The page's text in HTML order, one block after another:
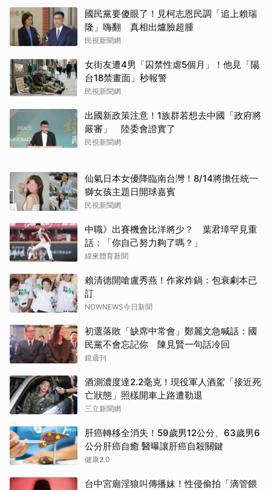
國民黨要傻眼了！見柯志恩民調「追上賴瑞
隆」嗨翻 真相出爐臉超腫
民視新聞網
女街友遭4男「囚禁性虐5個月」！他見「陽
台18禁畫面」秒報警
民視新聞網
出國新政策注意！1族群若想去中國「政府將
嚴審」 陸委會證實了
民視新聞網
仙氣日本女優降臨南台灣！8/14將擔任統一
獅女孩主題日開球嘉賓
民視新聞網
中職》出賽機會比洋將少？ 葉君璋罕見重
話：「你自己努力夠了嗎？」
緯來體育新聞
賴清德開嗆盧秀燕！作家炸鍋：包衰劇本已
訂
NOWNEWS今日新聞
初選落敗「缺席中常會」鄭麗文急喊話：國
民黨不會忘記你 陳見賢一句話冷回
鏡週刊
酒測濃度達2.2毫克！現役軍人酒駕「接近死
亡狀態」照樣開車上路遭勒退
三立新聞網
肝癌轉移全消失！59歲男12公分、63歲男6
公分肝癌自癒 醫曝讓肝癌自殺關鍵
健康2.0
台中宮廟淫狼叫傳播妹！性侵偷拍「滴管餵